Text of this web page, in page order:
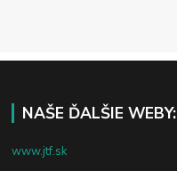
NAŠE ĎALŠIE WEBY:
www.jtf.sk